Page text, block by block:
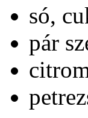
só,
pár